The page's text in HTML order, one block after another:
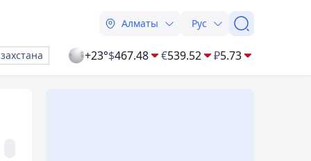
Алматы Рус
+23°$467.48 €539.52 ₽5.73